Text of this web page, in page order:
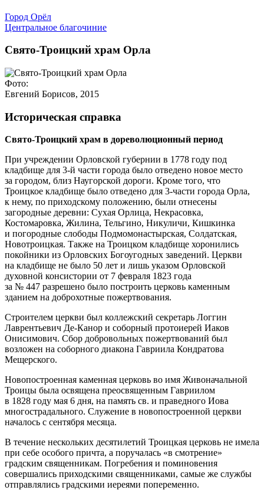
Город Орёл
Центральное благочиние
Свято-Троицкий храм Орла
Фото:
Евгений Борисов, 2015
Историческая справка
Свято-Троицкий храм в дореволюционный период
При учреждении Орловской губернии в 1778 году под
кладбище для 3-й части города было отведено новое место
за городом, близ Наугорской дороги. Кроме того, что
Троицкое кладбище было отведено для 3-части города Орла,
к нему, по приходскому положению, были отнесены
загородные деревни: Сухая Орлица, Некрасовка,
Костомаровка, Жилина, Тельгино, Никуличи, Кишкинка
и погородные слободы Подмомонастырская, Солдатская,
Новотроицкая. Также на Троицком кладбище хоронились
покойники из Орловских Богоугодных заведений. Церкви
на кладбище не было 50 лет и лишь указом Орловской
духовной консистории от 7 февраля 1823 года
за № 447 разрешено было построить церковь каменным
зданием на доброхотные пожертвования.
Строителем церкви был коллежский секретарь Логгин
Лаврентьевич Де-Канор и соборный протоиерей Иаков
Онисимович. Сбор добровольных пожертвований был
возложен на соборного диакона Гавриила Кондратова
Мещерского.
Новопостроенная каменная церковь во имя Живоначальной
Троицы была освящена преосвященным Гавриилом
в 1828 году мая 6 дня, на память св. и праведного Иова
многострадального. Служение в новопостроенной церкви
началось с сентября месяца.
В течение нескольких десятилетий Троицкая церковь не имела
при себе особого причта, а поручалась «в смотрение»
градским священникам. Погребения и поминовения
совершались приходскими священниками, самые же службы
отправлялись градскими иереями попеременно.